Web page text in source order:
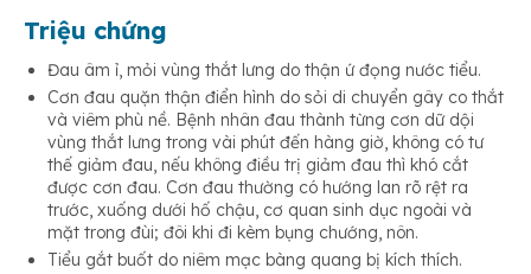
Triệu chứng
Đau âm ỉ, mỏi vùng thắt lưng do thận ứ đọng nước tiểu.
Cơn đau quặn thận điển hình do sỏi di chuyển gây co thắt
và viêm phù nề. Bệnh nhân đau thành từng cơn dữ dội
vùng thắt lưng trong vài phút đến hàng giờ, không có tư
thế giảm đau, nếu không điều trị giảm đau thì khó cắt
được cơn đau. Cơn đau thường có hướng lan rõ rệt ra
trước, xuống dưới hố chậu, cơ quan sinh dục ngoài và
mặt trong đùi; đôi khi đi kèm bụng chướng, nôn.
Tiểu gắt buốt do niêm mạc bàng quang bị kích thích.